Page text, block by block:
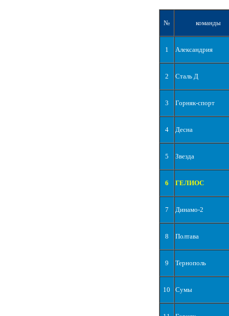
№ команды
1 Александрия
2 Сталь Д
3 Горняк-спорт
4 Десна
5 Звезда
6 ГЕЛИОС
7 Динамо-2
8 Полтава
9 Тернополь
10 Сумы